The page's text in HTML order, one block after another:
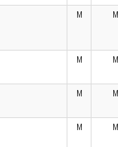
M
M
M
M